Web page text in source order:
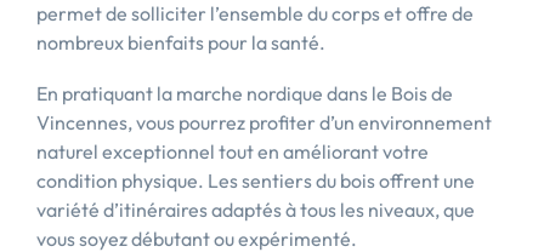
permet de solliciter l’ensemble du corps et offre de
nombreux bienfaits pour la santé.
En pratiquant la marche nordique dans le Bois de
Vincennes, vous pourrez profiter d’un environnement
naturel exceptionnel tout en améliorant votre
condition physique. Les sentiers du bois offrent une
variété d’itinéraires adaptés à tous les niveaux, que
vous soyez débutant ou expérimenté.